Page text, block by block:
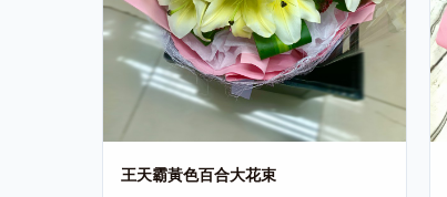
王天霸黃色百合大花束